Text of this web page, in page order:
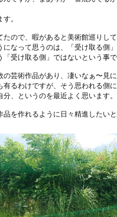
。
たので、暇があると美術館巡りし
になって思うのは、「受け取る側
受け取る側」ではないという事で
の芸術作品があり、凄いなぁ〜見
有るわけですが、そう思われる側
、というのを最近よく思います。
を作れるように日々精進したいと